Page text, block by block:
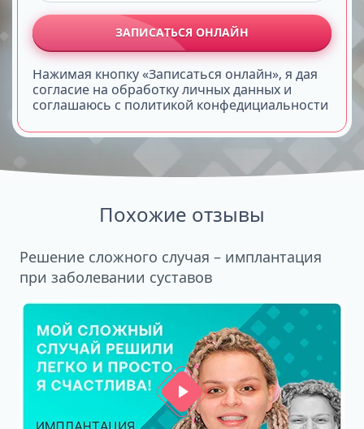
ЗАПИСАТЬСЯ ОНЛАЙН
Нажимая кнопку «Записаться онлайн», я дая
согласие на обработку личных данных и
соглашаюсь с политикой конфедициальности
Похожие отзывы
Решение сложного случая – имплантация
при заболевании суставов